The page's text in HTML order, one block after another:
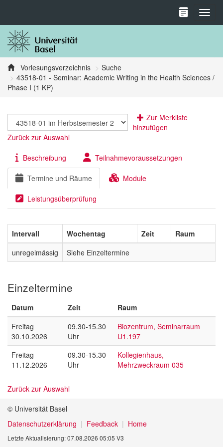
Vorlesungsverzeichnis
Suche
43518-01 - Seminar: Academic Writing in the Health Sciences /
Phase I (1 KP)
Zur Merkliste
hinzufügen
Zurück zur Auswahl
Beschreibung Teilnahmevoraussetzungen
Termine und Räume Module
Leistungsüberprüfung
Intervall Wochentag Zeit
Raum
unregelmässig
Siehe Einzeltermine
Einzeltermine
Datum Zeit
Raum
Freitag
30.10.2026
09.30-15.30
Uhr
Biozentrum, Seminarraum
U1.197
Freitag
11.12.2026
09.30-15.30
Uhr
Kollegienhaus,
Mehrzweckraum 035
Zurück zur Auswahl
© Universität Basel
Datenschutzerklärung
Feedback Home
Letzte Aktualisierung: 07.08.2026 05:05 V3